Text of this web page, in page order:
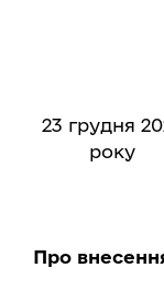
23 грудня
року
Про